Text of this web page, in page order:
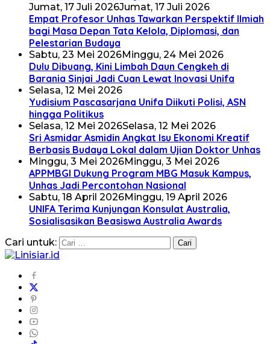
Jumat, 17 Juli 2026Jumat, 17 Juli 2026
Empat Profesor Unhas Tawarkan Perspektif Ilmiah
bagi Masa Depan Tata Kelola, Diplomasi, dan
Pelestarian Budaya
Sabtu, 23 Mei 2026Minggu, 24 Mei 2026
Dulu Dibuang, Kini Limbah Daun Cengkeh di
Barania Sinjai Jadi Cuan Lewat Inovasi Unifa
Selasa, 12 Mei 2026
Yudisium Pascasarjana Unifa Diikuti Polisi, ASN
hingga Politikus
Selasa, 12 Mei 2026Selasa, 12 Mei 2026
Sri Asmidar Asmidin Angkat Isu Ekonomi Kreatif
Berbasis Budaya Lokal dalam Ujian Doktor Unhas
Minggu, 3 Mei 2026Minggu, 3 Mei 2026
APPMBGI Dukung Program MBG Masuk Kampus,
Unhas Jadi Percontohan Nasional
Sabtu, 18 April 2026Minggu, 19 April 2026
UNIFA Terima Kunjungan Konsulat Australia,
Sosialisasikan Beasiswa Australia Awards
Cari untuk: